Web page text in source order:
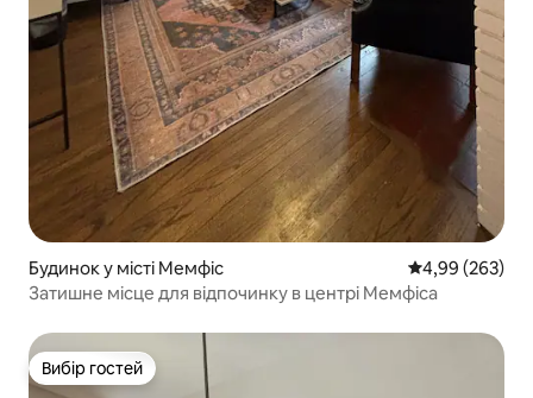
Будинок у місті Мемфіс Середня
4,99 (263)
Затишне місце для відпочинку в центрі Мемфіса
Вибір гостей
Вибір гостей